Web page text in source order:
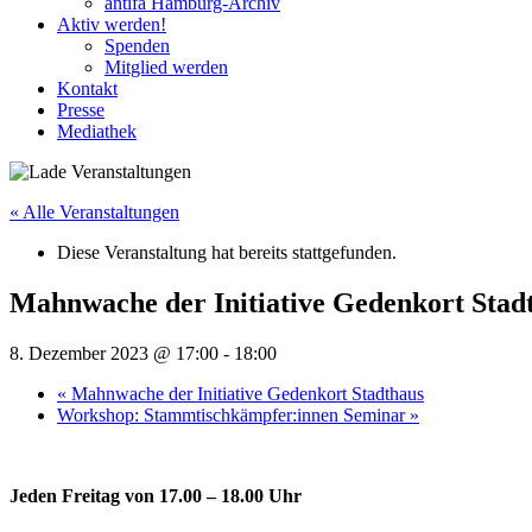
Aktiv werden!
Spenden
Mitglied werden
Kontakt
Presse
Mediathek
« Alle Veranstaltungen
Diese Veranstaltung hat bereits stattgefunden.
Mahnwache der Initiative Gedenkort
8. Dezember 2023 @ 17:00 - 18:00
« Mahnwache der Initiative Gedenkort Stadthaus
Workshop: Stammtischkämpfer:innen Seminar »
Jeden Freitag von 17.00 – 18.00 Uhr